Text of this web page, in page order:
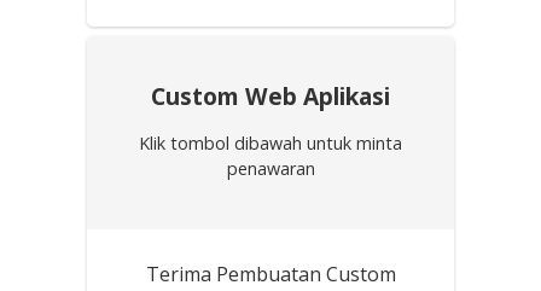
Custom Web Aplikasi
Klik tombol dibawah untuk minta
penawaran
Terima Pembuatan Custom